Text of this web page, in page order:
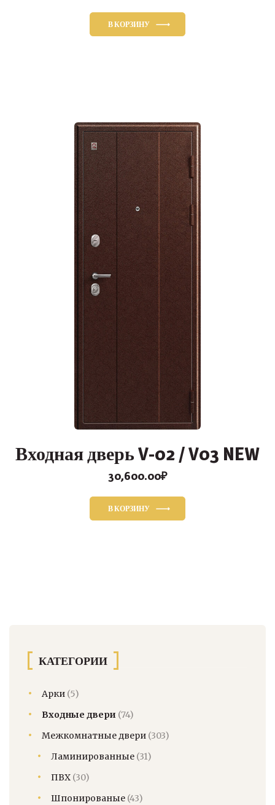
В КОРЗИНУ
Входная дверь V-02 / V03 NEW
30,600.00₽
В КОРЗИНУ
КАТЕГОРИИ
Арки (5)
Входные двери (74)
Межкомнатные двери (303)
Ламинированные (31)
ПВХ (30)
Шпонированые (43)